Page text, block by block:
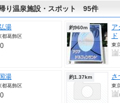
り温泉施設・スポット 95件
湯
都葛飾区
0
約960m
ア
ド
東
湯
都葛飾区
0
約1.37km さ
東